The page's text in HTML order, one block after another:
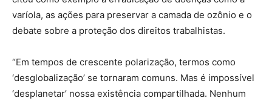
varíola, as ações para preservar a camada de ozônio e o
debate sobre a proteção dos direitos trabalhistas.
“Em tempos de crescente polarização, termos como
‘desglobalização’ se tornaram comuns. Mas é impossível
‘desplanetar’ nossa existência compartilhada. Nenhum